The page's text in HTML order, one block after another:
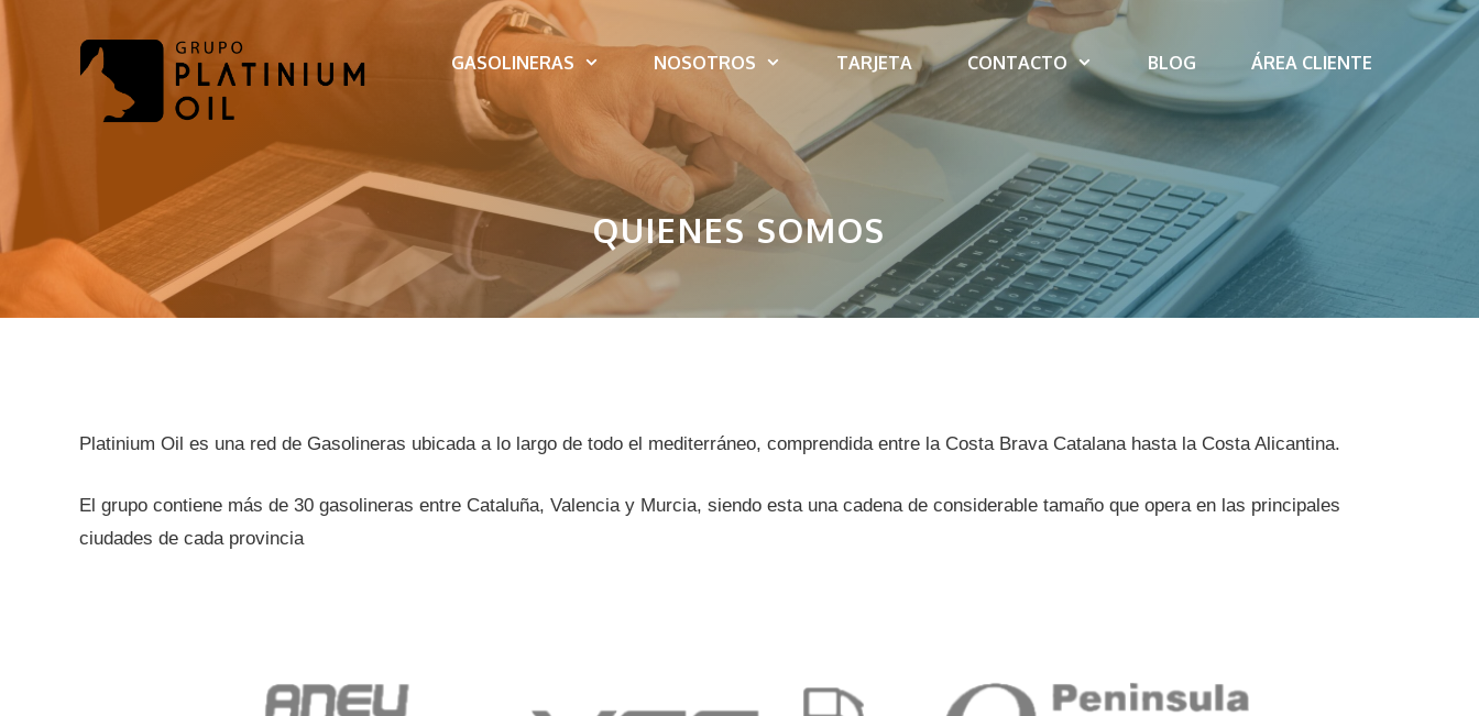
contenido
GASOLINERAS NOSOTROS TARJETA CONTACTO BLOG ÁREA CLIENTE
QUIENES SOMOS
Platinium Oil es una red de Gasolineras ubicada a lo largo de todo el mediterráneo, comprendida entre la Costa Brava Catalana hasta la Costa Alicantina.
El grupo contiene más de 30 gasolineras entre Cataluña, Valencia y Murcia, siendo esta una cadena de considerable tamaño que opera en las principales
ciudades de cada provincia